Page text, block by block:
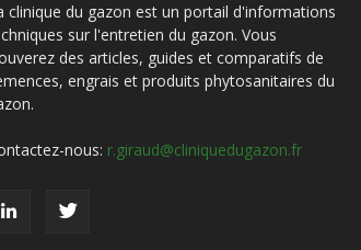
clinique du gazon est un portail d'informations
sur l'entretien du gazon. Vous
des articles, guides et comparatifs de
engrais et produits phytosanitaires du
nous: r.giraud@cliniquedugazon.fr